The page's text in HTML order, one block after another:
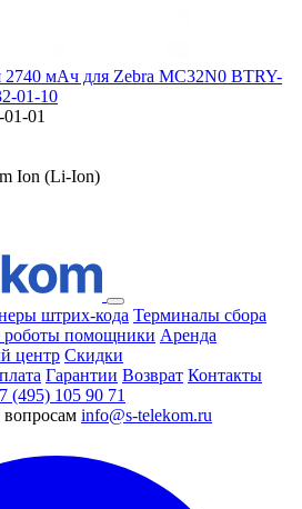
2740 мАч для Zebra MC32N0 BTRY-
01-10
01
Ion (Li-Ion)
штрих-кода Терминалы сбора
помощники Аренда
центр Скидки
Гарантии Возврат Контакты
(495) 105 90 71
info@s-telekom.ru